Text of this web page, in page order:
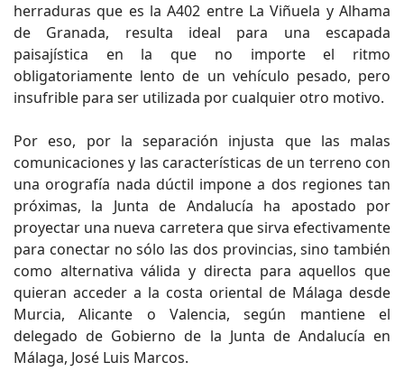
herraduras que es la A402 entre La Viñuela y Alhama
de Granada, resulta ideal para una escapada
paisajística en la que no importe el ritmo
obligatoriamente lento de un vehículo pesado, pero
insufrible para ser utilizada por cualquier otro motivo.
Por eso, por la separación injusta que las malas
comunicaciones y las características de un terreno con
una orografía nada dúctil impone a dos regiones tan
próximas, la Junta de Andalucía ha apostado por
proyectar una nueva carretera que sirva efectivamente
para conectar no sólo las dos provincias, sino también
como alternativa válida y directa para aquellos que
quieran acceder a la costa oriental de Málaga desde
Murcia, Alicante o Valencia, según mantiene el
delegado de Gobierno de la Junta de Andalucía en
Málaga, José Luis Marcos.